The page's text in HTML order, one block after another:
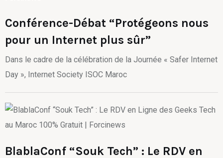
Conférence-Débat “Protégeons nous
pour un Internet plus sûr”
Dans le cadre de la célébration de la Journée « Safer Internet
Day », Internet Society ISOC Maroc
BlablaConf “Souk Tech” : Le RDV en